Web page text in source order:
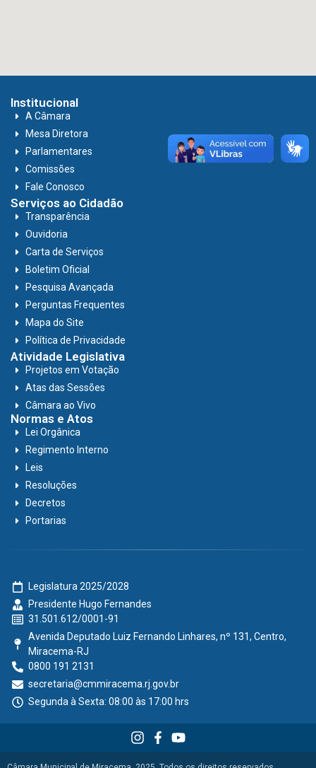
Institucional
A Câmara
Mesa Diretora
Parlamentares
Comissões
Fale Conosco
Serviços ao Cidadão
Transparência
Ouvidoria
Carta de Serviços
Boletim Oficial
Pesquisa Avançada
Perguntas Frequentes
Mapa do Site
Política de Privacidade
Atividade Legislativa
Projetos em Votação
Atas das Sessões
Câmara ao Vivo
Normas e Atos
Lei Orgânica
Regimento Interno
Leis
Resoluções
Decretos
Portarias
Legislatura 2025/2028
Presidente Hugo Fernandes
31.501.612/0001-91
Avenida Deputado Luiz Fernando Linhares, nº 131, Centro,
Miracema-RJ
0800 191 2131
secretaria@cmmiracema.rj.gov.br
Segunda à Sexta: 08:00 às 17:00 hrs